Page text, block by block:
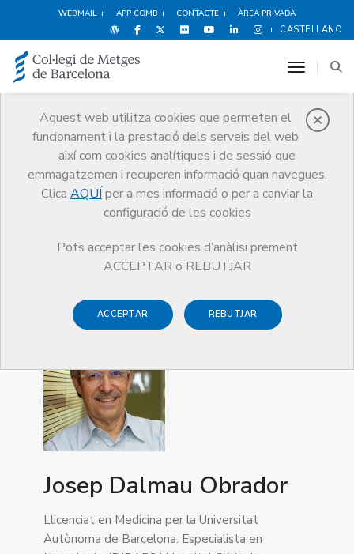
WEBMAIL APP COMB CONTACTE ÀREA PRIVADA
CASTELLANO
Aquest web utilitza cookies que permeten el
funcionament i la prestació dels serveis del web
així com cookies analítiques i de sessió que
emmagatzemen i recuperen informació quan navegues.
Clica AQUÍ per a mes informació o per a canviar la
configuració de les cookies
Pots acceptar les cookies d’anàlisi prement
ACCEPTAR o REBUTJAR
ACCEPTAR REBUTJAR
toggle
Premis
Premis Guardonat Edició 2022
Guardonat Edició 2022
Josep Dalmau Obrador
Llicenciat en Medicina per la Universitat
Autònoma de Barcelona. Especialista en